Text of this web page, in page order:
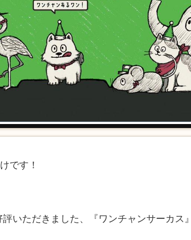
です！
いただきました、『ワンチャンサーカス